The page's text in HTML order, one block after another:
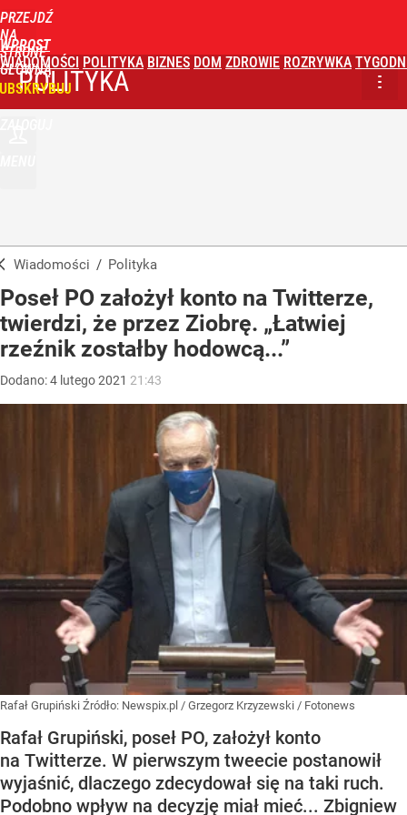
PRZEJDŹ
NA
STRONĘ
GŁÓWNĄ
WPROST
WIADOMOŚCI POLITYKA BIZNES DOM ZDROWIE ROZRYWKA
POLITYKA
Wiadomości / Polityka
Poseł PO założył konto na Twitterze,
twierdzi, że przez Ziobrę. „Łatwiej
rzeźnik zostałby hodowcą...”
Dodano:4 lutego2021 21:43
Rafał Grupiński Źródło: Newspix.pl / Grzegorz Krzyzewski / Fotonews
Rafał Grupiński, poseł PO, założył konto
na Twitterze. W pierwszym tweecie postanowił
wyjaśnić, dlaczego zdecydował się na taki ruch.
Podobno wpływ na decyzję miał mieć... Zbigniew